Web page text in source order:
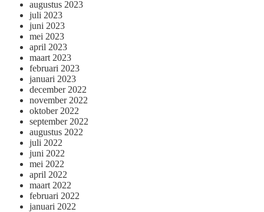
augustus 2023
juli 2023
juni 2023
mei 2023
april 2023
maart 2023
februari 2023
januari 2023
december 2022
november 2022
oktober 2022
september 2022
augustus 2022
juli 2022
juni 2022
mei 2022
april 2022
maart 2022
februari 2022
januari 2022